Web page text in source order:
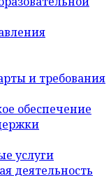
и требования
обеспечение
услуги
деятельность